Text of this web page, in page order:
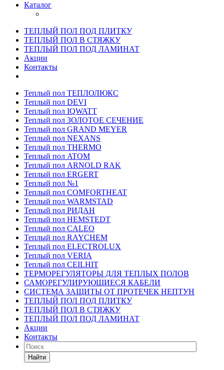
Каталог
ТЕПЛЫЙ ПОЛ ПОД ПЛИТКУ
ТЕПЛЫЙ ПОЛ В СТЯЖКУ
ТЕПЛЫЙ ПОЛ ПОД ЛАМИНАТ
Акции
Контакты
Теплый пол ТЕПЛОЛЮКС
Теплый пол DEVI
Теплый пол IQWATT
Теплый пол ЗОЛОТОЕ СЕЧЕНИЕ
Теплый пол GRAND MEYER
Теплый пол NEXANS
Теплый пол THERMO
Теплый пол ATOM
Теплый пол ARNOLD RAK
Теплый пол ERGERT
Теплый пол №1
Теплый пол COMFORTHEAT
Теплый пол WARMSTAD
Теплый пол РИДАН
Теплый пол HEMSTEDT
Теплый пол CALEO
Теплый пол RAYCHEM
Теплый пол ELECTROLUX
Теплый пол VERIA
Теплый пол CEILHIT
ТЕРМОРЕГУЛЯТОРЫ ДЛЯ ТЕПЛЫХ ПОЛОВ
САМОРЕГУЛИРУЮЩИЕСЯ КАБЕЛИ
СИСТЕМА ЗАЩИТЫ ОТ ПРОТЕЧЕК НЕПТУН
ТЕПЛЫЙ ПОЛ ПОД ПЛИТКУ
ТЕПЛЫЙ ПОЛ В СТЯЖКУ
ТЕПЛЫЙ ПОЛ ПОД ЛАМИНАТ
Акции
Контакты
Найти